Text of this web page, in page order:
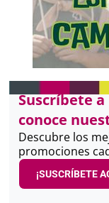
Suscríbete
conoce
Descubre los
promociones
¡SUSCRÍBETE